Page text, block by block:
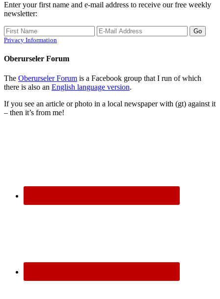
Enter your first name and e-mail address to receive our free weekly
newsletter:
Privacy Information
Oberurseler Forum
The Oberurseler Forum is a Facebook group that I run of which
there is also an English language version.
If you see an article or photo in a local newspaper with (gt) against it
– then it’s from me!